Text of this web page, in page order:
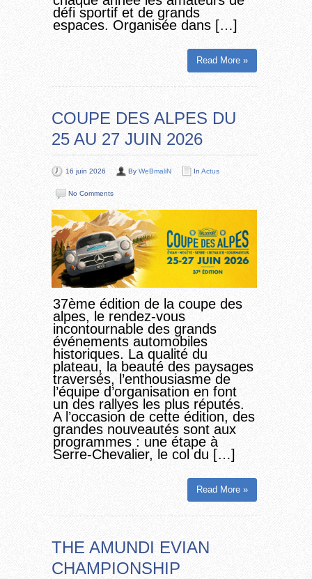
défi sportif et de grands
espaces. Organisée dans […]
Read More »
COUPE DES ALPES DU
25 AU 27 JUIN 2026
16 juin 2026 By WeBmaliN In Actus
No Comments
37ème édition de la coupe des
alpes, le rendez-vous
incontournable des grands
événements automobiles
historiques. La qualité du
plateau, la beauté des paysages
traversés, l’enthousiasme de
l’équipe d’organisation en font
un des rallyes les plus réputés.
A l’occasion de cette édition, des
grandes nouveautés sont aux
programmes : une étape à
Serre-Chevalier, le col du […]
Read More »
THE AMUNDI EVIAN
CHAMPIONSHIP